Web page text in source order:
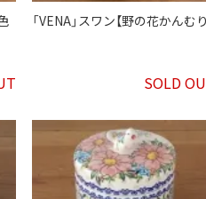
「VENA」スワン【野の花かんむり
SOLD